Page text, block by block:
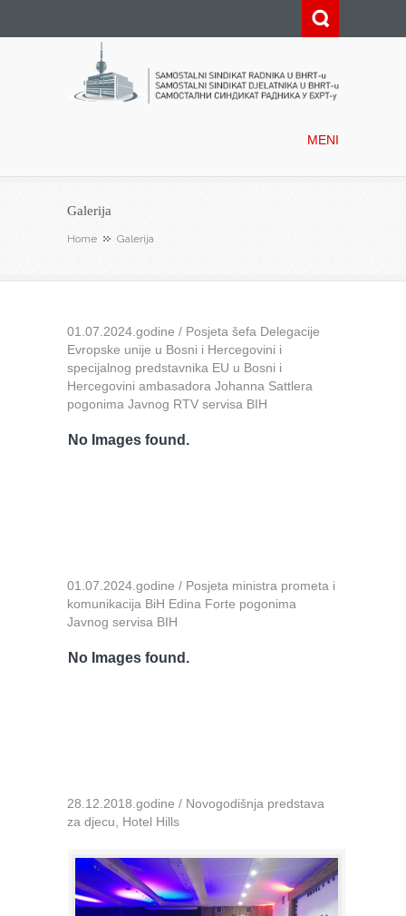
MENI
Galerija
Home Galerija
01.07.2024.godine / Posjeta šefa Delegacije
Evropske unije u Bosni i Hercegovini i
specijalnog predstavnika EU u Bosni i
Hercegovini ambasadora Johanna Sattlera
pogonima Javnog RTV servisa BIH
No Images found.
01.07.2024.godine / Posjeta ministra prometa i
komunikacija BiH Edina Forte pogonima
Javnog servisa BIH
No Images found.
28.12.2018.godine / Novogodišnja predstava
za djecu, Hotel Hills